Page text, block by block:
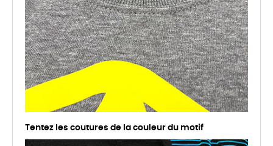
Tentez les coutures de la couleur du motif